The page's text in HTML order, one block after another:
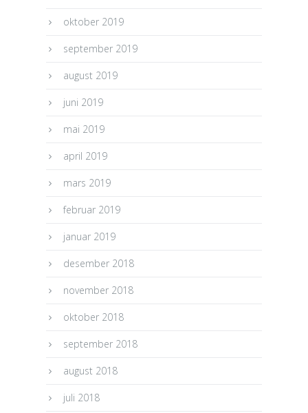
oktober 2019
september 2019
august 2019
juni 2019
mai 2019
april 2019
mars 2019
februar 2019
januar 2019
desember 2018
november 2018
oktober 2018
september 2018
august 2018
juli 2018